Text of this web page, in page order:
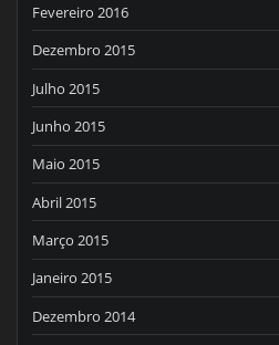
Fevereiro 2016
Dezembro 2015
Julho 2015
Junho 2015
Maio 2015
Abril 2015
Março 2015
Janeiro 2015
Dezembro 2014